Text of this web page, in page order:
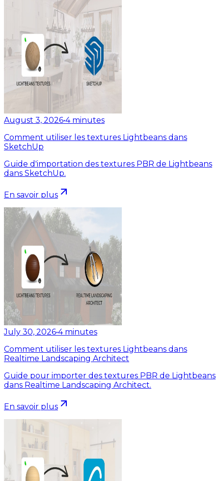
August 3, 2026•4 minutes
Comment utiliser les textures Lightbeans dans
SketchUp
Guide d'importation des textures PBR de Lightbeans
dans SketchUp.
En savoir plus
July 30, 2026•4 minutes
Comment utiliser les textures Lightbeans dans
Realtime Landscaping Architect
Guide pour importer des textures PBR de Lightbeans
dans Realtime Landscaping Architect.
En savoir plus